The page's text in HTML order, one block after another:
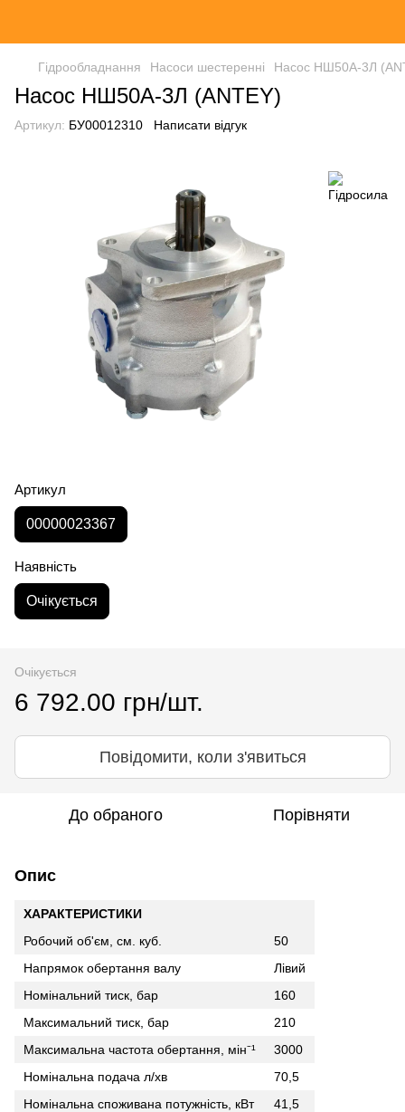
Гідрообладнання Насоси шестеренні Насос НШ50А-3Л
Насос НШ50А-3Л (ANTEY)
Артикул: БУ00012310 Написати відгук
Артикул
00000023367
Наявність
Очікується
Очікується
6 792.00 грн/шт.
Повідомити, коли з'явиться
До обраного Порівняти
Опис
ХАРАКТЕРИСТИКИ
Робочий об'єм, см. куб.
50
Напрямок обертання валу
Лівий
Номінальний тиск, бар
160
Максимальний тиск, бар
210
Максимальна частота обертання, мін⁻¹
3000
Номінальна подача л/хв
70,5
Номінальна споживана потужність, кВт
41,5